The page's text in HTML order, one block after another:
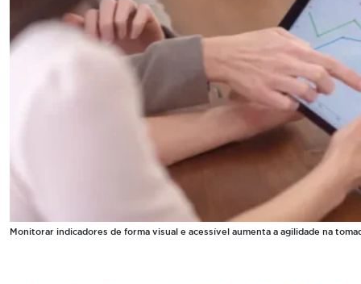
Monitorar indicadores de forma visual e acessível aumenta a agilidade na